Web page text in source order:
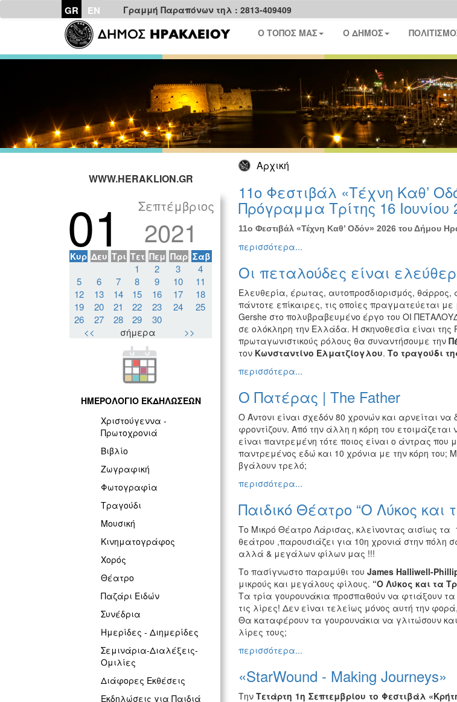
GR EN Γραμμή Παραπόνων τηλ : 2813-409409
Ο ΤΟΠΟΣ ΜΑΣ Ο ΔΗΜΟΣ
Αρχική
WWW.HERAKLION.GR
01 Σεπτέμβριος
2021
Κυρ Δευ Τρι Τετ Πεμ Παρ Σαβ
1 2 3
4
5
6 7 8 9 10
11
12
13 14 15 16 17
18
19
20 21 22 23 24
25
26
27 28 29
30
<<
σήμερα >>
ΗΜΕΡΟΛΟΓΙΟ ΕΚΔΗΛΩΣΕΩΝ
Χριστούγεννα -
Πρωτοχρονιά
Βιβλίο
Ζωγραφική
Φωτογραφία
Τραγούδι
Μουσική
Κινηματογράφος
Χορός
Θέατρο
Παζάρι Ειδών
Συνέδρια
Ημερίδες - Διημερίδες
Σεμινάρια-Διαλέξεις-
Ομιλίες
Διάφορες Εκθέσεις
Εκδηλώσεις για Παιδιά
11ο Φεστιβάλ «Τέχνη Καθ’
Πρόγραμμα Τρίτης 16 Ιουνίου
11ο Φεστιβάλ «Τέχνη Καθ’ Οδόν» 2026 του Δήμου
περισσότερα...
Οι πεταλούδες είναι
Ελευθερία, έρωτας, αυτοπροσδιορισμός,
πάντοτε επίκαιρες, τις οποίες πραγματεύεται
Gershe στο πολυβραβευμένο έργο του ΟΙ
σε ολόκληρη την Ελλάδα. Η σκηνοθεσία είναι
πρωταγωνιστικούς ρόλους θα συναντήσουμε την
τον Κωνσταντίνο Ελματζίογλου. Το τραγούδι
περισσότερα...
Ο Πατέρας | The Father
Ο Άντονι είναι σχεδόν 80 χρονών και αρνείται
φροντίζουν. Από την άλλη η κόρη του
είναι παντρεμένη τότε ποιος είναι ο άντρας που
παντρεμένος εδώ και 10 χρόνια με την κόρη του;
βγάλουν τρελό;
περισσότερα...
Παιδικό Θέατρο “Ο Λύκος και
Το Μικρό Θέατρο Λάρισας, κλείνοντας αισίως τα
θεάτρου ,παρουσιάζει για 10η χρονιά στην πόλη
αλλά & μεγάλων φίλων μας !!!
Tο πασίγνωστο παραμύθι του James Halliwell-
μικρούς και μεγάλους φίλους. “Ο Λύκος και τα
Τα τρία γουρουνάκια προσπαθούν να φτιάξουν τα
τις λίρες! Δεν είναι τελείως μόνος αυτή την
Θα καταφέρουν τα γουρουνάκια να γλιτώσουν
λίρες τους;
περισσότερα...
«StarWound - Making Journeys»
ΤηνΤετάρτη 1η Σεπτεμβρίου το Φεστιβάλ